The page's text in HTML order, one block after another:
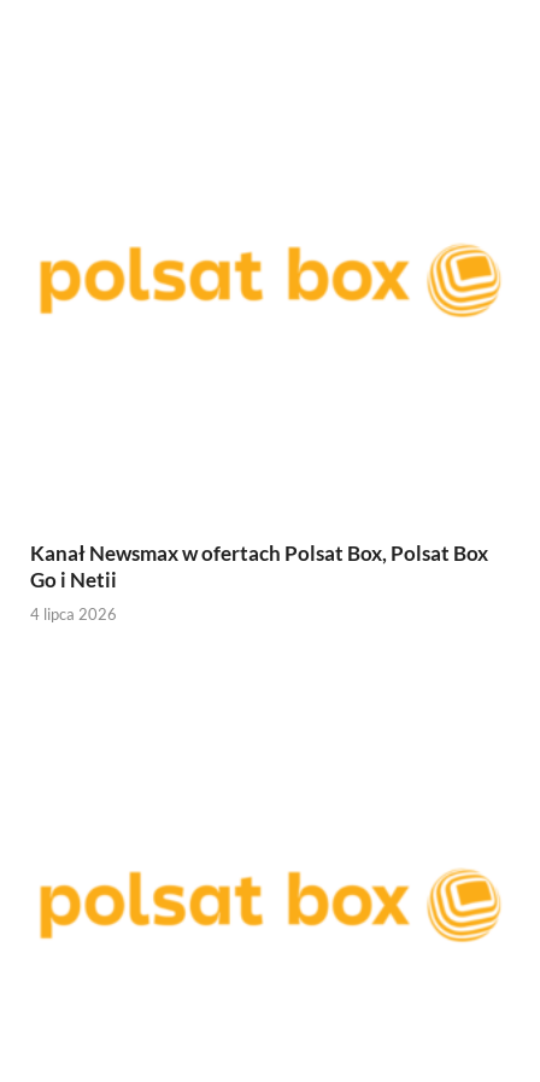
Kanał Newsmax w ofertach Polsat Box, Polsat Box
Go i Netii
4 lipca 2026